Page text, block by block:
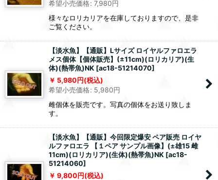
希望小売価格: 7,980円
様々なロリカリアを在庫しておりますので、是非
ご覧ください。
【淡水魚】【通販】Lサイズ ロイヤルファロエラ
メス個体【個体販売】(±11cm)(ロリカリア)(生
体)(熱帯魚)NK [ac18-51214070]
5,980円(税込)
希望小売価格: 5,980円
雌個体を販売です。写真の個体をお送り致しま
す。
【淡水魚】【通販】今回限定爆安 ペア販売 ロイヤ
ルファロエラ 【１ペア サンプル画像】(±雄15 雌
11cm)(ロリカリア)(生体)(熱帯魚)NK [ac18-
51214060]
9,800円(税込)